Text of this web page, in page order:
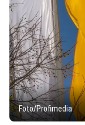
Foto/Profimedia